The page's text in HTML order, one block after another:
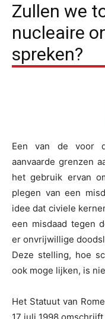
Zullen we
nucleaire
spreken?
Een van de voor
aanvaarde grenzen
het gebruik ervan
plegen van een
idee dat civiele
een misdaad tegen
er onvrijwillige
Deze stelling, hoe
ook moge lijken, is
Het Statuut van